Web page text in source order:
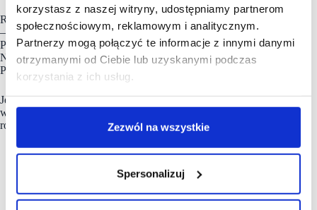
korzystasz z naszej witryny, udostępniamy partnerom
społecznościowym, reklamowym i analitycznym.
Partnerzy mogą połączyć te informacje z innymi danymi
otrzymanymi od Ciebie lub uzyskanymi podczas
korzystania z ich usług.
Zezwól na wszystkie
Spersonalizuj
Rosnącą popularność zyskują również koncepty typu food hall
– aż 78% ich najemców stanowią lokalne lub unikatowe marki.
Przykładami udanych realizacji są m.in. Food Town w Fabryce
Norblina, Foodhall Browary oraz Food Hall w Elektrowni
Powiśle.
Jednocześnie zamknięcie Food Hall PZO w Warszawie może
wskazywać, że dynamiczny rozwój tego segmentu wiąże się
również z ryzykiem nadpodaży w wybranych lokalizacjach.